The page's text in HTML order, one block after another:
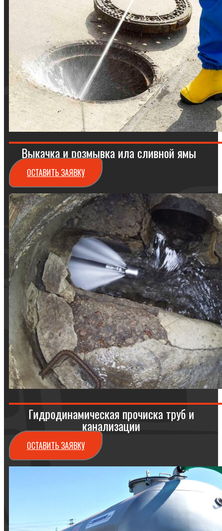
Выкачка и розмывка ила сливной ямы
ОСТАВИТЬ ЗАЯВКУ
Гидродинамическая прочиска труб и
канализации
ОСТАВИТЬ ЗАЯВКУ